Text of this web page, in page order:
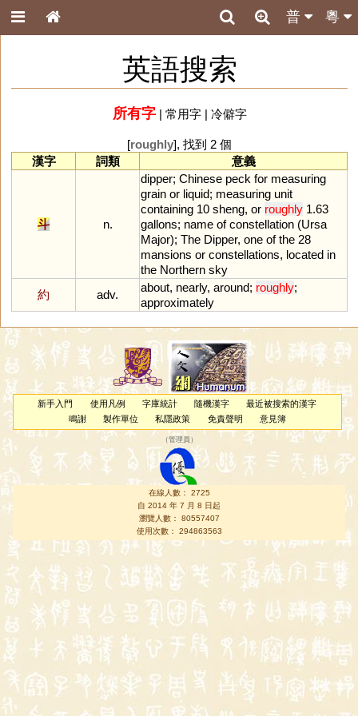
粵
普
英語搜索
所有字| 常用字| 冷僻字
[roughly], 找到 2 個
漢字
詞類 意義
斗 n.
dipper; Chinese peck for measuring
grain or liquid; measuring unit
containing 10 sheng, or roughly 1.63
gallons; name of constellation (Ursa
Major); The Dipper, one of the 28
mansions or constellations, located in
the Northern sky
約
adv.
about, nearly, around; roughly;
approximately
新手入門 使用凡例 字庫統計 隨機漢字
最近被搜索的漢字
鳴謝
製作單位 私隱政策 免責聲明 意見簿
（管理員 ）
在線人數： 2725
自 2014 年 7 月 8 日起
瀏覽人數： 80557407
使用次數： 294863563